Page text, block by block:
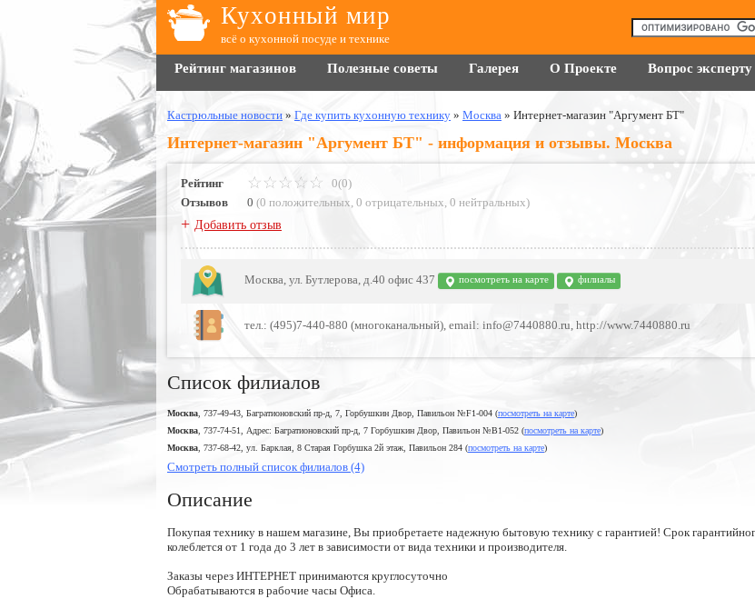
Кухонный мир
всё о кухонной посуде и технике
Рейтинг магазинов Полезные советы Галерея О Проекте Вопрос эксперту
Кастрюльные новости » Где купить кухонную технику » Москва » Интернет-магазин "Аргумент БТ"
Интернет-магазин "Аргумент БТ" - информация и отзывы. Москва
Рейтинг
0(0)
Отзывов
0 (0 положительных, 0 отрицательных, 0 нейтральных)
+ Добавить отзыв
Москва, ул. Бутлерова, д.40 офис 437 посмотреть на карте филиалы
тел.: (495)7-440-880 (многоканальный), email: info@7440880.ru, http://www.7440880.ru
Список филиалов
Москва , 737-49-43, Багратионовский пр-д, 7, Горбушкин Двор, Павильон №F1-004 (посмотреть на карте)
Москва , 737-74-51, Адрес: Багратионовский пр-д, 7 Горбушкин Двор, Павильон №B1-052 (посмотреть на карте)
Москва , 737-68-42, ул. Барклая, 8 Старая Горбушка 2й этаж, Павильон 284 (посмотреть на карте)
Смотреть полный список филиалов (4)
Описание
Покупая технику в нашем магазине, Вы приобретаете надежную бытовую технику с гарантией! Срок
колеблется от 1 года до 3 лет в зависимости от вида техники и производителя.
Заказы через ИНТЕРНЕТ принимаются круглосуточно
Обрабатываются в рабочие часы Офиса.